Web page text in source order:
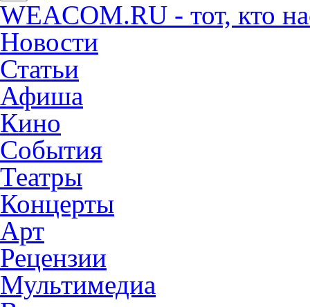
WEACOM.RU - тот, кто
Новости
Статьи
Афиша
Кино
События
Театры
Концерты
Арт
Рецензии
Мультимедиа